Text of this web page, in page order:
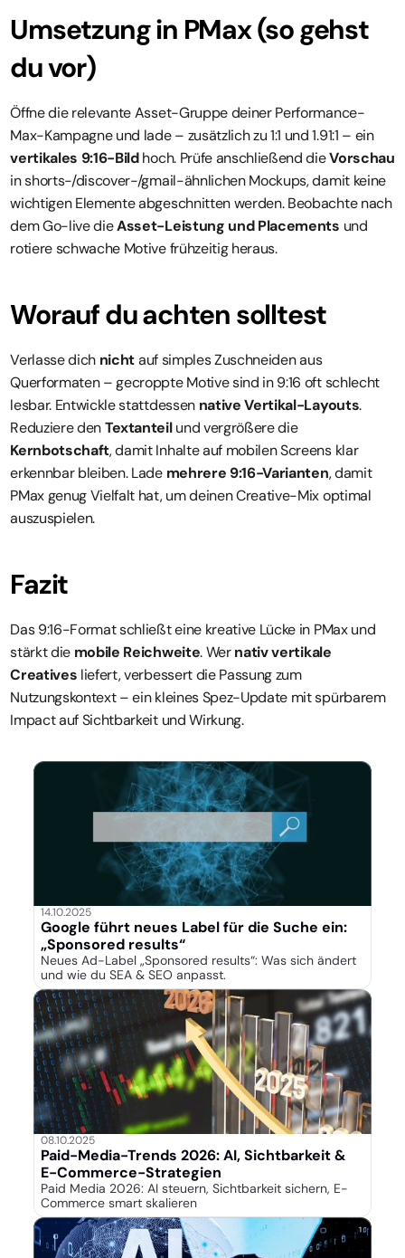
Umsetzung in PMax (so gehst
du vor)
Öffne die relevante Asset-Gruppe deiner Performance-
Max-Kampagne und lade – zusätzlich zu 1:1 und 1.91:1 – ein
vertikales 9:16-Bild hoch. Prüfe anschließend die Vorschau
in shorts-/discover-/gmail-ähnlichen Mockups, damit keine
wichtigen Elemente abgeschnitten werden. Beobachte nach
dem Go-live die Asset-Leistung und Placements und
rotiere schwache Motive frühzeitig heraus.
Worauf du achten solltest
Verlasse dich nicht auf simples Zuschneiden aus
Querformaten – gecroppte Motive sind in 9:16 oft schlecht
lesbar. Entwickle stattdessen native Vertikal-Layouts.
Reduziere den Textanteil
und vergrößere die
Kernbotschaft, damit Inhalte auf mobilen Screens klar
erkennbar bleiben. Lade mehrere 9:16-Varianten, damit
PMax genug Vielfalt hat, um deinen Creative-Mix optimal
auszuspielen.
Fazit
Das 9:16-Format schließt eine kreative Lücke in PMax und
stärkt die mobile Reichweite. Wer nativ vertikale
Creatives liefert, verbessert die Passung zum
Nutzungskontext – ein kleines Spez-Update mit spürbarem
Impact auf Sichtbarkeit und Wirkung.
More Events
14.10.2025
Google führt neues Label für die Suche ein:
„Sponsored results“
Neues Ad-Label „Sponsored results“: Was sich ändert
und wie du SEA & SEO anpasst.
08.10.2025
Paid-Media-Trends 2026: AI, Sichtbarkeit &
E-Commerce-Strategien
Paid Media 2026: AI steuern, Sichtbarkeit sichern, E-
Commerce smart skalieren